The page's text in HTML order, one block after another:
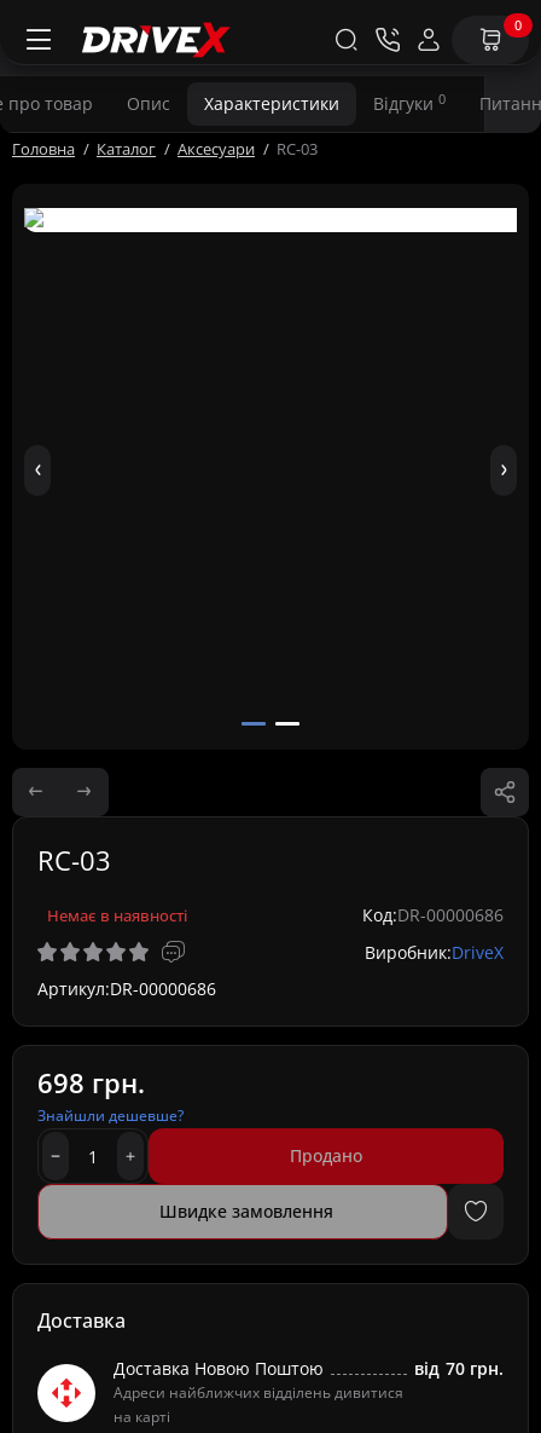
0
Головна Каталог Аксесуари RC-03
про товар Опис Характеристики Відгуки 0
RC-03
Немає в наявності Код:DR-00000686
Виробник:DriveX
Артикул:DR-00000686
698 грн.
Знайшли дешевше?
Продано
Швидке замовлення
Доставка
Доставка Новою Поштою
Адреси найближчих відділень дивитися
на карті
від 70 грн.